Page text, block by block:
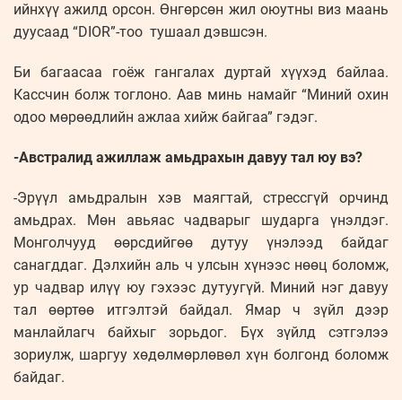
ийнхүү ажилд орсон. Өнгөрсөн жил оюутны виз маань
дуусаад “DIOR”-тоо тушаал дэвшсэн.
Би багаасаа гоёж гангалах дуртай хүүхэд байлаа.
Кассчин болж тоглоно. Аав минь намайг “Миний охин
одоо мөрөөдлийн ажлаа хийж байгаа” гэдэг.
-Австралид ажиллаж амьдрахын давуу тал юу вэ?
-Эрүүл амьдралын хэв маягтай, стрессгүй орчинд
амьдрах. Мөн авьяас чадварыг шударга үнэлдэг.
Монголчууд өөрсдийгөө дутуу үнэлээд байдаг
санагддаг. Дэлхийн аль ч улсын хүнээс нөөц боломж,
ур чадвар илүү юу гэхээс дутуугүй. Миний нэг давуу
тал өөртөө итгэлтэй байдал. Ямар ч зүйл дээр
манлайлагч байхыг зорьдог. Бүх зүйлд сэтгэлээ
зориулж, шаргуу хөдөлмөрлөвөл хүн болгонд боломж
байдаг.